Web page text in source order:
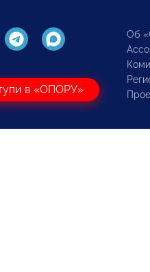
в «ОПОРУ»
Об